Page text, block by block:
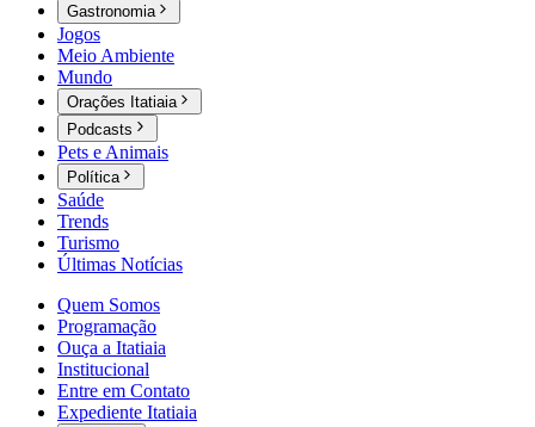
Gastronomia
Jogos
Meio Ambiente
Mundo
Orações Itatiaia
Podcasts
Pets e Animais
Política
Saúde
Trends
Turismo
Últimas Notícias
Quem Somos
Programação
Ouça a Itatiaia
Institucional
Entre em Contato
Expediente Itatiaia